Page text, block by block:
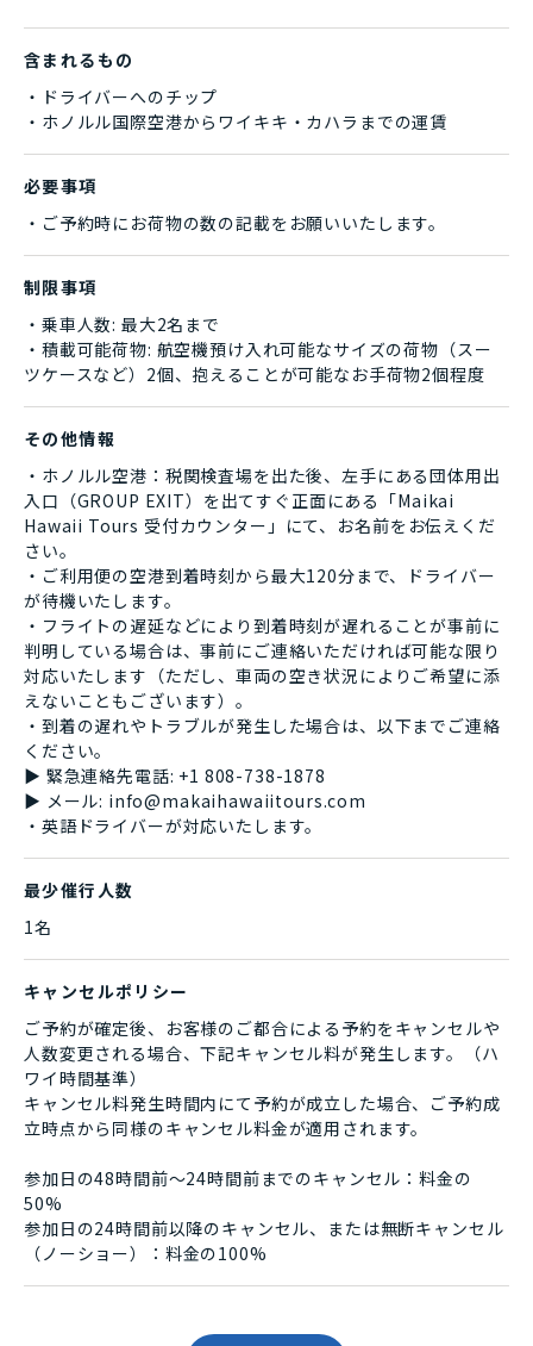
含まれるもの
・ドライバーへのチップ
・ホノルル国際空港からワイキキ・カハラまでの運賃
必要事項
・ご予約時にお荷物の数の記載をお願いいたします。
制限事項
・乗車人数: 最大2名まで
・積載可能荷物: 航空機預け入れ可能なサイズの荷物（スー
ツケースなど）2個、抱えることが可能なお手荷物2個程度
その他情報
・ホノルル空港：税関検査場を出た後、左手にある団体用出
入口（GROUP EXIT）を出てすぐ正面にある「Maikai
Hawaii Tours 受付カウンター」にて、お名前をお伝えくだ
さい。
・ご利用便の空港到着時刻から最大120分まで、ドライバー
が待機いたします。
・フライトの遅延などにより到着時刻が遅れることが事前に
判明している場合は、事前にご連絡いただければ可能な限り
対応いたします（ただし、車両の空き状況によりご希望に添
えないこともございます）。
・到着の遅れやトラブルが発生した場合は、以下までご連絡
ください。
▶︎ 緊急連絡先電話: +1 808-738-1878
▶︎ メール: info@makaihawaiitours.com
・英語ドライバーが対応いたします。
最少催行人数
1名
キャンセルポリシー
ご予約が確定後、お客様のご都合による予約をキャンセルや
人数変更される場合、下記キャンセル料が発生します。（ハ
ワイ時間基準）
キャンセル料発生時間内にて予約が成立した場合、ご予約成
立時点から同様のキャンセル料金が適用されます。
参加日の48時間前〜24時間前までのキャンセル：料金の
50%
参加日の24時間前以降のキャンセル、または無断キャンセル
（ノーショー）：料金の100%